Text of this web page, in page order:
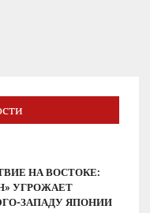
НА ВОСТОКЕ:
УГРОЖАЕТ
ЗАПАДУ ЯПОНИИ